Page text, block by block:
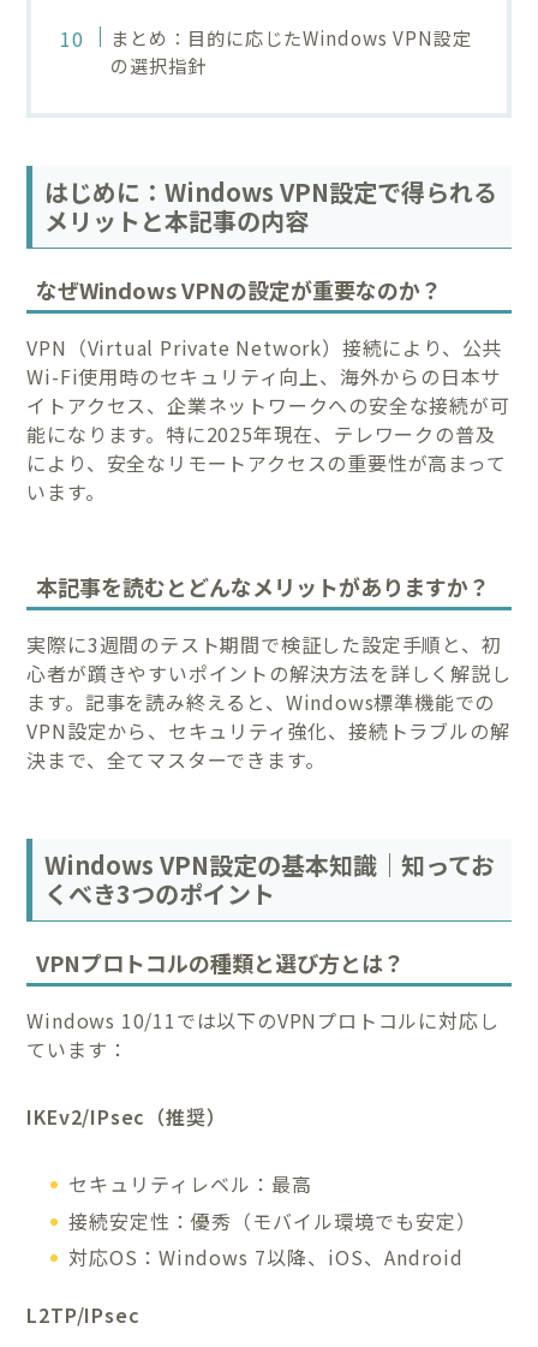
まとめ：目的に応じたWindows VPN設定
の選択指針
はじめに：Windows VPN設定で得られる
メリットと本記事の内容
なぜWindows VPNの設定が重要なのか？
VPN（Virtual Private Network）接続により、公共
Wi-Fi使用時のセキュリティ向上、海外からの日本サ
イトアクセス、企業ネットワークへの安全な接続が可
能になります。特に2025年現在、テレワークの普及
により、安全なリモートアクセスの重要性が高まって
います。
本記事を読むとどんなメリットがありますか？
実際に3週間のテスト期間で検証した設定手順と、初
心者が躓きやすいポイントの解決方法を詳しく解説し
ます。記事を読み終えると、Windows標準機能での
VPN設定から、セキュリティ強化、接続トラブルの解
決まで、全てマスターできます。
Windows VPN設定の基本知識｜知ってお
くべき3つのポイント
VPNプロトコルの種類と選び方とは？
Windows 10/11では以下のVPNプロトコルに対応し
ています：
IKEv2/IPsec（推奨）
セキュリティレベル：最高
接続安定性：優秀（モバイル環境でも安定）
対応OS：Windows 7以降、iOS、Android
L2TP/IPsec